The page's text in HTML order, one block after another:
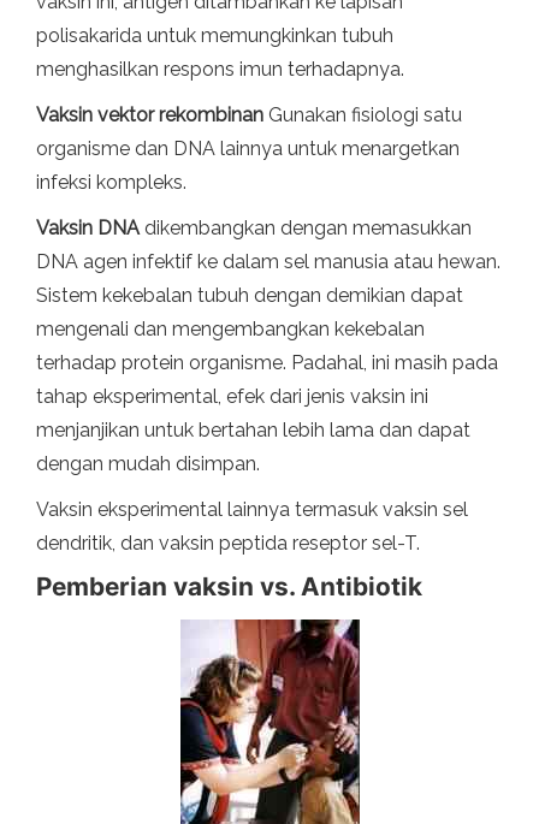
polisakarida untuk memungkinkan tubuh
menghasilkan respons imun terhadapnya.
Vaksin vektor rekombinan Gunakan fisiologi satu
organisme dan DNA lainnya untuk menargetkan
infeksi kompleks.
Vaksin DNAdikembangkan dengan memasukkan
DNA agen infektif ke dalam sel manusia atau hewan.
Sistem kekebalan tubuh dengan demikian dapat
mengenali dan mengembangkan kekebalan
terhadap protein organisme. Padahal, ini masih pada
tahap eksperimental, efek dari jenis vaksin ini
menjanjikan untuk bertahan lebih lama dan dapat
dengan mudah disimpan.
Vaksin eksperimental lainnya termasuk vaksin sel
dendritik, dan vaksin peptida reseptor sel-T.
Pemberian vaksin vs. Antibiotik